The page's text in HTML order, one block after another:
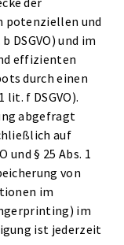
potenziellen und
DSGVO) und im
effizienten
durch einen
f DSGVO).
abgefragt
auf
und § 25 Abs. 1
von
im
im
ist jederzeit